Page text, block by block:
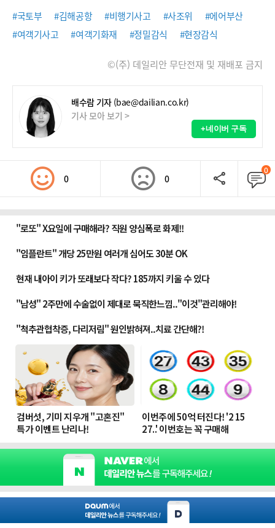
#국토부 #김해공항 #비행기사고 #사조위
#에어부산
#여객기사고
#여객기화재 #정밀감식 #현장감식
©(주) 데일리안 무단전재 및 재배포 금지
배수람 기자 (bae@dailian.co.kr)
기사 모아 보기 >
+네이버 구독
0 0
0